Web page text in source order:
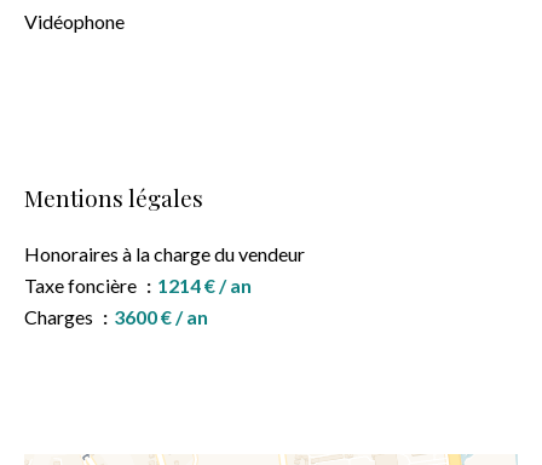
Vidéophone
Mentions légales
Honoraires à la charge du vendeur
Taxe foncière
1214 € / an
Charges
3600 € / an